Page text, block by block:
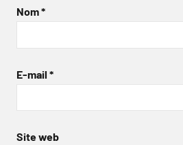
Nom*
E-mail *
Site web